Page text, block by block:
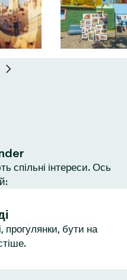
спільні інтереси. Ось
прогулянки, бути на